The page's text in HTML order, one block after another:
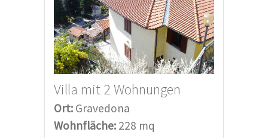
Villa mit 2 Wohnungen
Ort: Gravedona
Wohnfläche: 228 mq